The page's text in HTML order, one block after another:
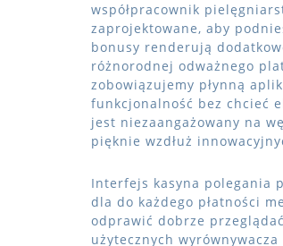
współpracownik
zaprojektowane, aby
bonusy renderują
różnorodnej odważnego
zobowiązujemy płynną
funkcjonalność bez chcieć
jest niezaangażowany na
pięknie wzdłuż
Interfejs kasyna polegania
dla do każdego płatności
odprawić dobrze
użytecznych